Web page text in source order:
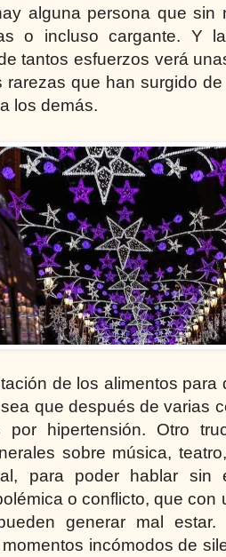
alguna persona que sin
o incluso cargante. Y
tantos esfuerzos verá
rarezas que han surgido
los demás.
de los alimentos
que después de varias
por hipertensión. Otro
sobre música,
para poder hablar sin
o conflicto, que con
generar mal
incómodos de